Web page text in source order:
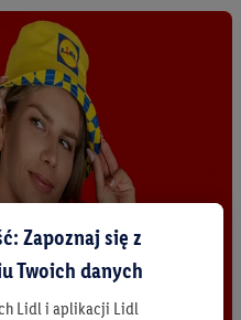
Zapoznaj się z
Twoich danych
Lidl i aplikacji Lidl